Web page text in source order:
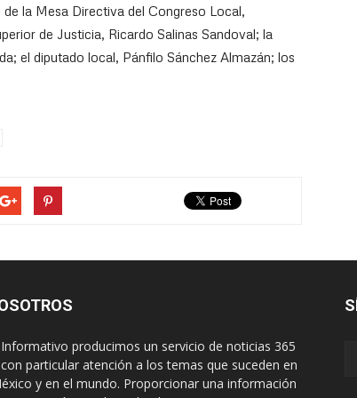
la Mesa Directiva del Congreso Local,
de Justicia, Ricardo Salinas Sandoval; la
el diputado local, Pánfilo Sánchez Almazán; los
producimos un servicio de noticias 365
particular atención a los temas que suceden en
y en el mundo. Proporcionar una información